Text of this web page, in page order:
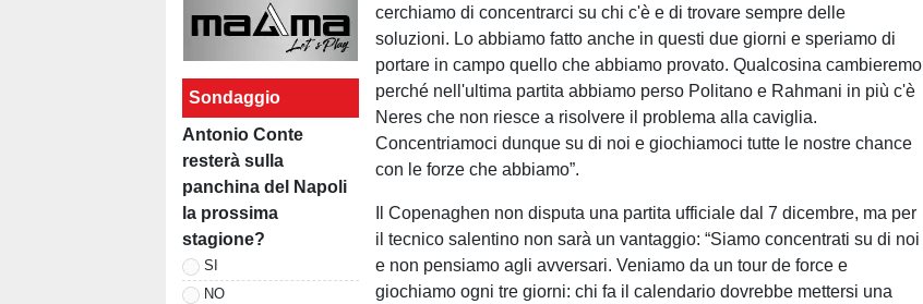
Sondaggio
Antonio Conte
resterà sulla
panchina del Napoli
la prossima
stagione?
SI
NO
cerchiamo di concentrarci su chi c'è e di trovare sempre delle
soluzioni. Lo abbiamo fatto anche in questi due giorni e speriamo di
portare in campo quello che abbiamo provato. Qualcosina cambieremo
perché nell'ultima partita abbiamo perso Politano e Rahmani in più c'è
Neres che non riesce a risolvere il problema alla caviglia.
Concentriamoci dunque su di noi e giochiamoci tutte le nostre chance
con le forze che abbiamo”.
Il Copenaghen non disputa una partita ufficiale dal 7 dicembre, ma per
il tecnico salentino non sarà un vantaggio: “Siamo concentrati su di noi
e non pensiamo agli avversari. Veniamo da un tour de force e
giochiamo ogni tre giorni: chi fa il calendario dovrebbe mettersi una